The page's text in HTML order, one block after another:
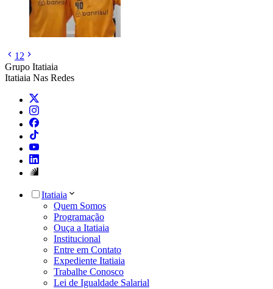
12
Grupo Itatiaia
Itatiaia Nas Redes
Itatiaia
Quem Somos
Programação
Ouça a Itatiaia
Institucional
Entre em Contato
Expediente Itatiaia
Trabalhe Conosco
Lei de Igualdade Salarial